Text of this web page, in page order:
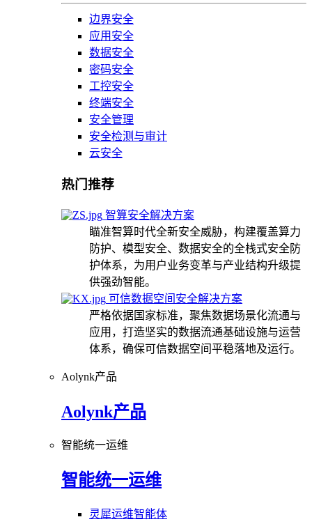
边界安全
应用安全
数据安全
密码安全
工控安全
终端安全
安全管理
安全检测与审计
云安全
热门推荐
智算安全解决方案
瞄准智算时代全新安全威胁，构建覆盖算力
防护、模型安全、数据安全的全栈式安全防
护体系，为用户业务变革与产业结构升级提
供强劲智能。
可信数据空间安全解决方案
严格依据国家标准，聚焦数据场景化流通与
应用，打造坚实的数据流通基础设施与运营
体系，确保可信数据空间平稳落地及运行。
Aolynk产品
Aolynk产品
智能统一运维
智能统一运维
灵犀运维智能体